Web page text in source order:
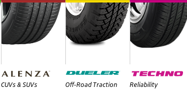
CUVs & SUVs Off-Road Traction Reliability